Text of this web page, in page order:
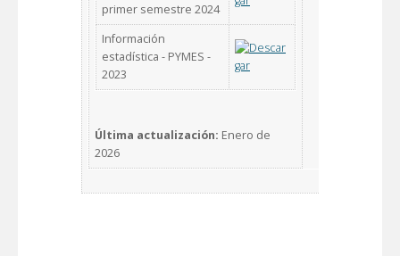
primer semestre 2024
Información
estadística - PYMES -
2023
Última actualización: Enero de
2026